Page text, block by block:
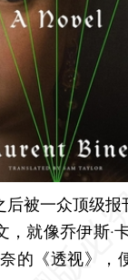
被一众顶级报
就像乔伊斯·
的《透视》，